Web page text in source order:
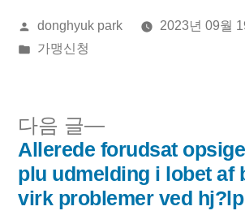
올
린
donghyuk park
2023년 09월
게
가맹신청
글
내
다음 글
다
음
글:
Allerede forudsat
plu udmelding i lobet af
virk problemer ved